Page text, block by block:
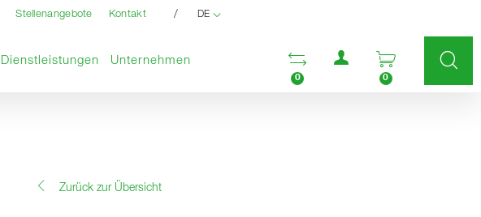
Stellenangebote Kontakt / DE
Dienstleistungen Unternehmen Vergleichsliste öffnen
0
Benutzermenü
Warenkorb
0
Zurück zur Übersicht